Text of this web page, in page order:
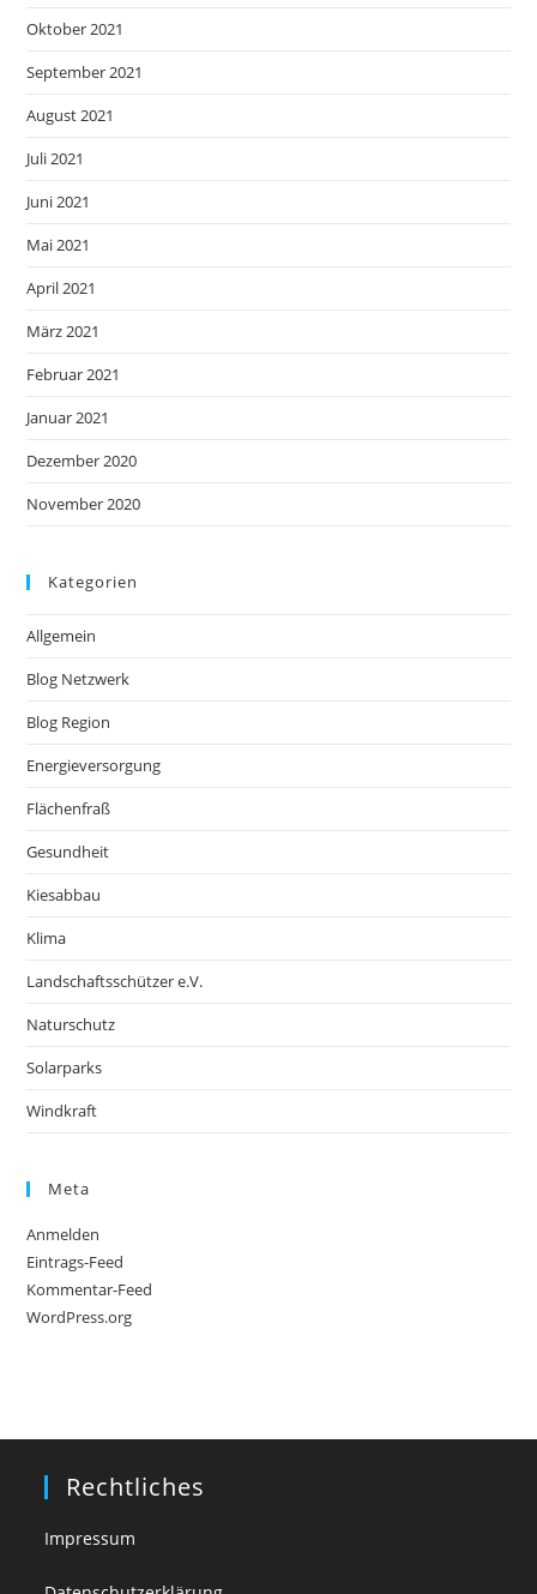
Oktober 2021
September 2021
August 2021
Juli 2021
Juni 2021
Mai 2021
April 2021
März 2021
Februar 2021
Januar 2021
Dezember 2020
November 2020
Kategorien
Allgemein
Blog Netzwerk
Blog Region
Energieversorgung
Flächenfraß
Gesundheit
Kiesabbau
Klima
Landschaftsschützer e.V.
Naturschutz
Solarparks
Windkraft
Meta
Anmelden
Eintrags-Feed
Kommentar-Feed
WordPress.org
Rechtliches
Impressum